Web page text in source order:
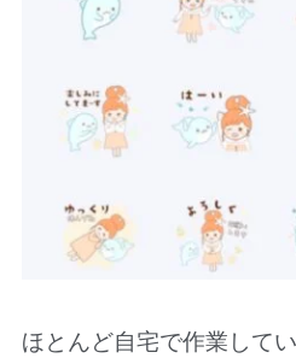
ほとんど自宅で作業して